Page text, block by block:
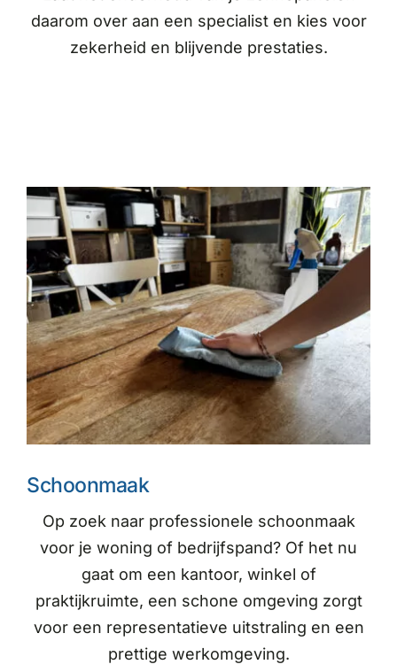
daarom over aan een specialist en kies voor
zekerheid en blijvende prestaties.
Schoonmaak
Op zoek naar professionele schoonmaak
voor je woning of bedrijfspand? Of het nu
gaat om een kantoor, winkel of
praktijkruimte, een schone omgeving zorgt
voor een representatieve uitstraling en een
prettige werkomgeving.